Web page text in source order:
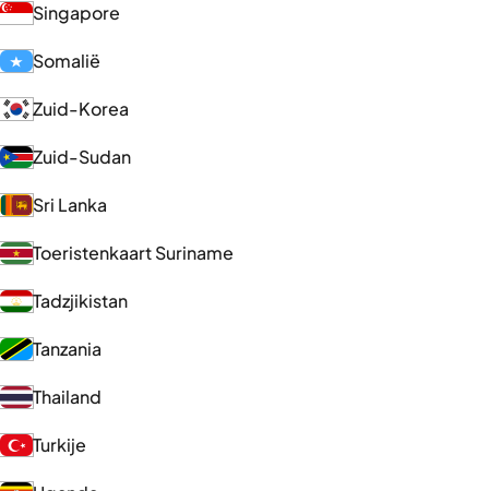
Singapore
Somalië
Zuid-Korea
Zuid-Sudan
Sri Lanka
Toeristenkaart Suriname
Tadzjikistan
Tanzania
Thailand
Turkije